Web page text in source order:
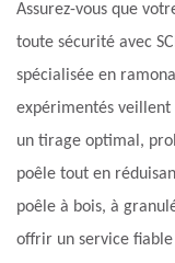
Assurez-vous que
toute sécurité avec
spécialisée en
expérimentés
un tirage optimal,
poêle tout en
poêle à bois, à
offrir un service